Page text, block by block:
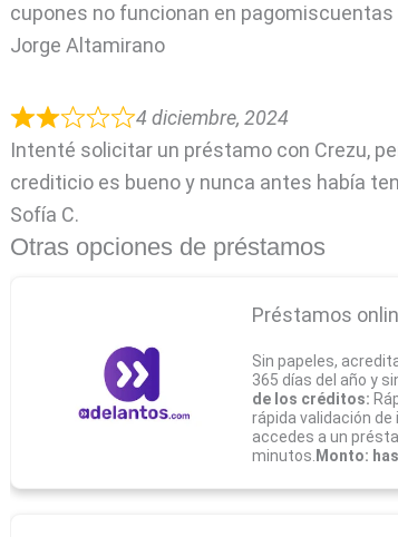
cupones no funcionan en
Jorge Altamirano
4 diciembre, 2024
Intenté solicitar un préstamo con Crezu,
crediticio es bueno y nunca antes había
Sofía C.
Otras opciones de préstamos
Préstamos
Sin papeles,
365 días del año y
de los créditos:
rápida validación
accedes a un
minutos. Monto: